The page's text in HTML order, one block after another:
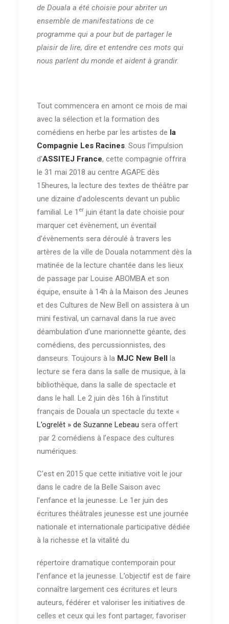
de Douala a été choisie pour abriter un
ensemble de manifestations de ce
programme qui a pour but de partager le
plaisir de lire, dire et entendre ces mots qui
nous parlent du monde et aident à grandir.
Tout commencera en amont ce mois de mai
avec la sélection et la formation des
comédiens en herbe par les artistes de la
Compagnie Les Racines. Sous l’impulsion
d’ASSITEJ France, cette compagnie offrira
le 31 mai 2018 au centre AGAPE dès
15heures, la lecture des textes de théâtre par
une dizaine d’adolescents devant un public
familial. Le 1 er juin étant la date choisie pour
marquer cet évènement, un éventail
d’évènements sera déroulé à travers les
artères de la ville de Douala notamment dès la
matinée de la lecture chantée dans les lieux
de passage par Louise ABOMBA et son
équipe, ensuite à 14h à la Maison des Jeunes
et des Cultures de New Bell on assistera à un
mini festival, un carnaval dans la rue avec
déambulation d’une marionnette géante, des
comédiens, des percussionnistes, des
danseurs. Toujours à la MJC New Bell la
lecture se fera dans la salle de musique, à la
bibliothèque, dans la salle de spectacle et
dans le hall. Le 2 juin dès 16h à l’institut
français de Douala un spectacle du texte «
L’ogrelêt » de Suzanne Lebeau sera offert
par 2 comédiens à l’espace des cultures
numériques.
C’est en 2015 que cette initiative voit le jour
dans le cadre de la Belle Saison avec
l’enfance et la jeunesse. Le 1er juin des
écritures théâtrales jeunesse est une journée
nationale et internationale participative dédiée
à la richesse et la vitalité du
répertoire dramatique contemporain pour
l’enfance et la jeunesse. L’objectif est de faire
connaître largement ces écritures et leurs
auteurs, fédérer et valoriser les initiatives de
celles et ceux qui les font partager, favoriser